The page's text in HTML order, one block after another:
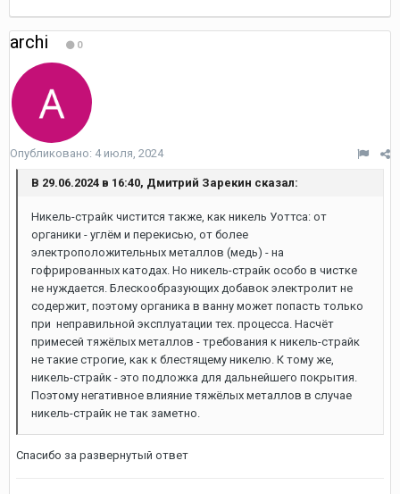
archi 0
Опубликовано: 4 июля, 2024
В 29.06.2024 в 16:40, Дмитрий Зарекин сказал:
Никель-страйк чистится также, как никель Уоттса: от
органики - углём и перекисью, от более
электроположительных металлов (медь) - на
гофрированных катодах. Но никель-страйк особо в чистке
не нуждается. Блескообразующих добавок электролит не
содержит, поэтому органика в ванну может попасть только
при неправильной эксплуатации тех. процесса. Насчёт
примесей тяжёлых металлов - требования к никель-страйк
не такие строгие, как к блестящему никелю. К тому же,
никель-страйк - это подложка для дальнейшего покрытия.
Поэтому негативное влияние тяжёлых металлов в случае
никель-страйк не так заметно.
Спасибо за развернутый ответ